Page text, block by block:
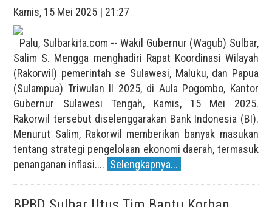
Kamis, 15 Mei 2025 | 21:27
Palu, Sulbarkita.com -- Wakil Gubernur (Wagub) Sulbar,
Salim S. Mengga menghadiri Rapat Koordinasi Wilayah
(Rakorwil) pemerintah se Sulawesi, Maluku, dan Papua
(Sulampua) Triwulan II 2025, di Aula Pogombo, Kantor
Gubernur Sulawesi Tengah, Kamis, 15 Mei 2025.
Rakorwil tersebut diselenggarakan Bank Indonesia (BI).
Menurut Salim, Rakorwil memberikan banyak masukan
tentang strategi pengelolaan ekonomi daerah, termasuk
penanganan inflasi.... Selengkapnya...